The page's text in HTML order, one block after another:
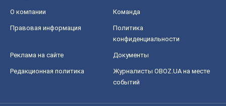
О компании Команда
Правовая информация
Политика
конфиденциальности
Реклама на сайте Документы
Редакционная политика
Журналисты OBOZ.UA на месте
событий